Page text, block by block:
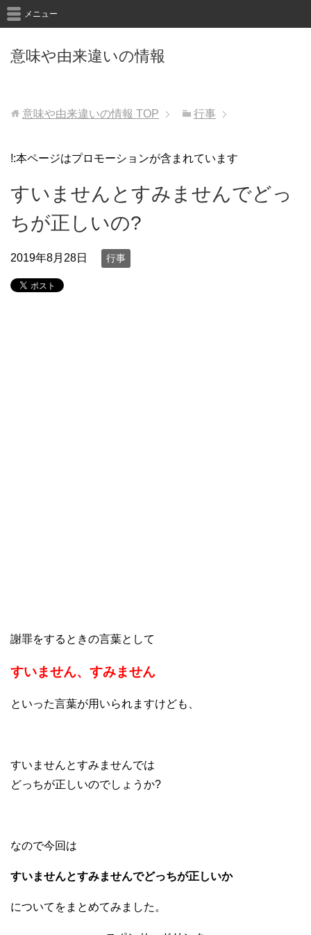
意味や由来違いの情報
メニュー
意味や由来違いの情報 TOP 行事
!:本ページはプロモーションが含まれています
すいませんとすみませんでどっ
ちが正しいの?
2019年8月28日 行事
謝罪をするときの言葉として
すいません、すみません
といった言葉が用いられますけども、
すいませんとすみませんでは
どっちが正しいのでしょうか?
なので今回は
すいませんとすみませんでどっちが正しいか
についてをまとめてみました。